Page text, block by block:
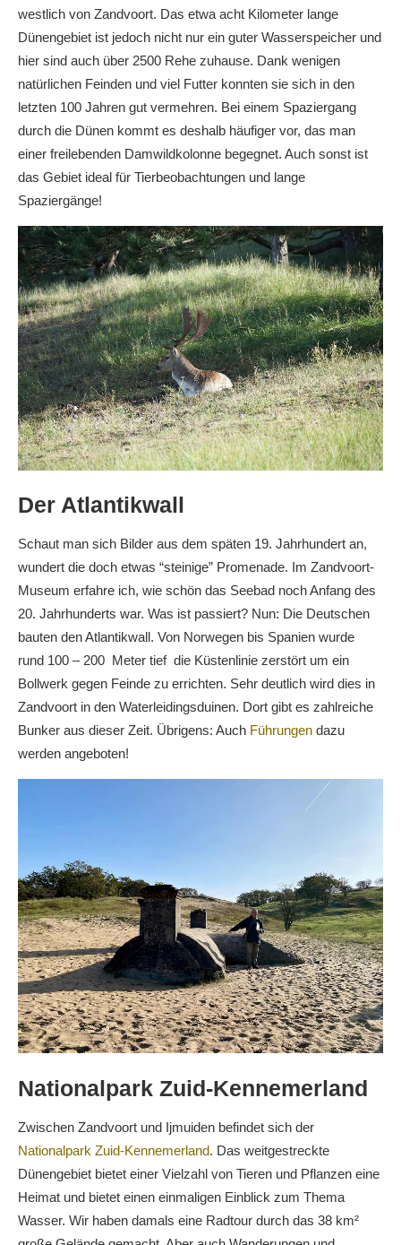
westlich von Zandvoort. Das etwa acht Kilometer lange
Dünengebiet ist jedoch nicht nur ein guter Wasserspeicher und
hier sind auch über 2500 Rehe zuhause. Dank wenigen
natürlichen Feinden und viel Futter konnten sie sich in den
letzten 100 Jahren gut vermehren. Bei einem Spaziergang
durch die Dünen kommt es deshalb häufiger vor, das man
einer freilebenden Damwildkolonne begegnet. Auch sonst ist
das Gebiet ideal für Tierbeobachtungen und lange
Spaziergänge!
Der Atlantikwall
Schaut man sich Bilder aus dem späten 19. Jahrhundert an,
wundert die doch etwas “steinige” Promenade. Im Zandvoort-
Museum erfahre ich, wie schön das Seebad noch Anfang des
20. Jahrhunderts war. Was ist passiert? Nun: Die Deutschen
bauten den Atlantikwall. Von Norwegen bis Spanien wurde
rund 100 – 200 Meter tief die Küstenlinie zerstört um ein
Bollwerk gegen Feinde zu errichten. Sehr deutlich wird dies in
Zandvoort in den Waterleidingsduinen. Dort gibt es zahlreiche
Bunker aus dieser Zeit. Übrigens: Auch Führungen dazu
werden angeboten!
Nationalpark Zuid-Kennemerland
Zwischen Zandvoort und Ijmuiden befindet sich der
Nationalpark Zuid-Kennemerland. Das weitgestreckte
Dünengebiet bietet einer Vielzahl von Tieren und Pflanzen eine
Heimat und bietet einen einmaligen Einblick zum Thema
Wasser. Wir haben damals eine Radtour durch das 38 km²